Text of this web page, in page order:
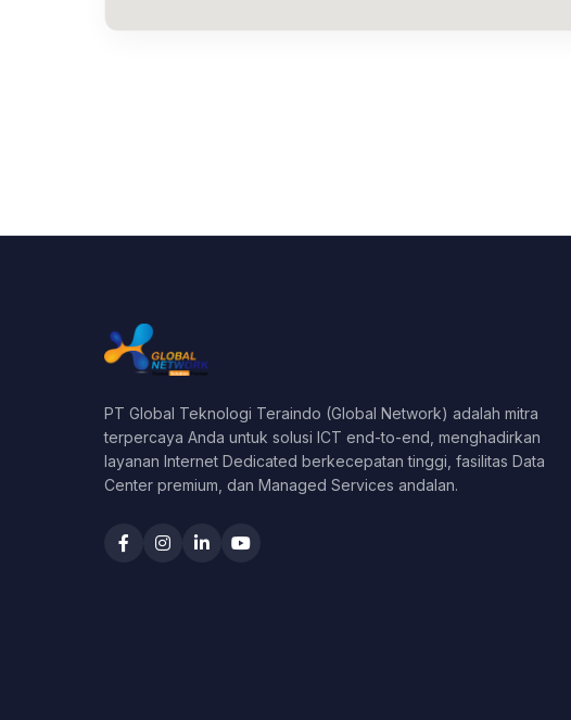
PT Global Teknologi Teraindo (Global Network) adalah mitra
terpercaya Anda untuk solusi ICT end-to-end, menghadirkan
layanan Internet Dedicated berkecepatan tinggi, fasilitas Data
Center premium, dan Managed Services andalan.